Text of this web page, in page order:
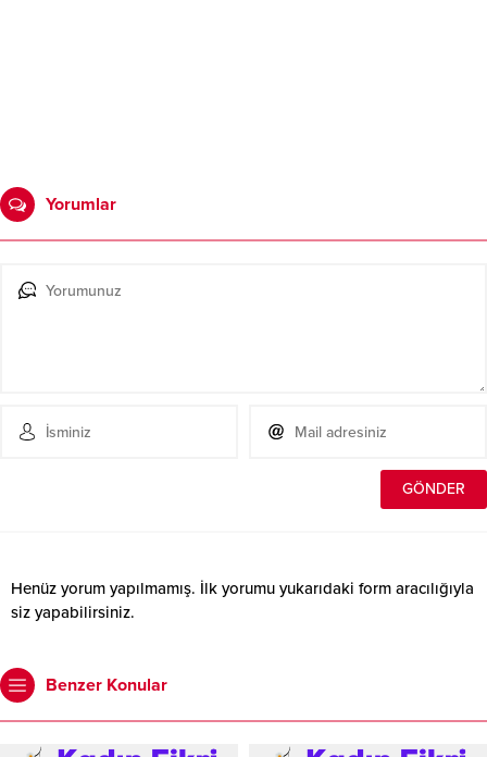
Yorumlar
Henüz yorum yapılmamış. İlk yorumu yukarıdaki form aracılığıyla
siz yapabilirsiniz.
Benzer Konular